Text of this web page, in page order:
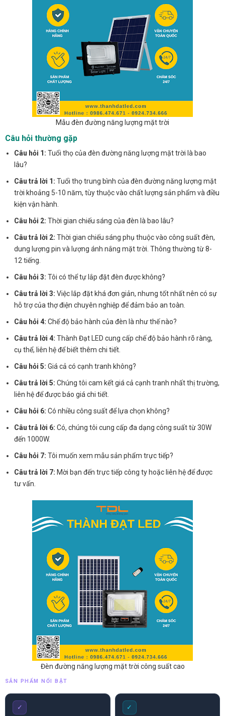
Mẫu đèn đường năng lượng mặt trời
Câu hỏi thường gặp
Câu hỏi 1: Tuổi thọ của đèn đường năng lượng mặt trời là bao
lâu?
Câu trả lời 1: Tuổi thọ trung bình của đèn đường năng lượng mặt
trời khoảng 5-10 năm, tùy thuộc vào chất lượng sản phẩm và điều
kiện vận hành.
Câu hỏi 2: Thời gian chiếu sáng của đèn là bao lâu?
Câu trả lời 2: Thời gian chiếu sáng phụ thuộc vào công suất đèn,
dung lượng pin và lượng ánh nắng mặt trời. Thông thường từ 8-
12 tiếng.
Câu hỏi 3: Tôi có thể tự lắp đặt đèn được không?
Câu trả lời 3: Việc lắp đặt khá đơn giản, nhưng tốt nhất nên có sự
hỗ trợ của thợ điện chuyên nghiệp để đảm bảo an toàn.
Câu hỏi 4: Chế độ bảo hành của đèn là như thế nào?
Câu trả lời 4: Thành Đạt LED cung cấp chế độ bảo hành rõ ràng,
cụ thể, liên hệ để biết thêm chi tiết.
Câu hỏi 5: Giá cả có cạnh tranh không?
Câu trả lời 5: Chúng tôi cam kết giá cả cạnh tranh nhất thị trường,
liên hệ để được báo giá chi tiết.
Câu hỏi 6: Có nhiều công suất để lựa chọn không?
Câu trả lời 6: Có, chúng tôi cung cấp đa dạng công suất từ 30W
đến 1000W.
Câu hỏi 7: Tôi muốn xem mẫu sản phẩm trực tiếp?
Câu trả lời 7: Mời bạn đến trực tiếp công ty hoặc liên hệ để được
tư vấn.
Đèn đường năng lượng mặt trời công suất cao
SẢN PHẨM NỔI BẬT
✓ ✓